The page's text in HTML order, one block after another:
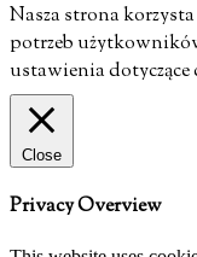
Nasza strona
potrzeb
ustawienia dotyczące
Close
Privacy Overview